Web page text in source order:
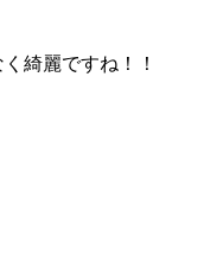
綺麗ですね！！